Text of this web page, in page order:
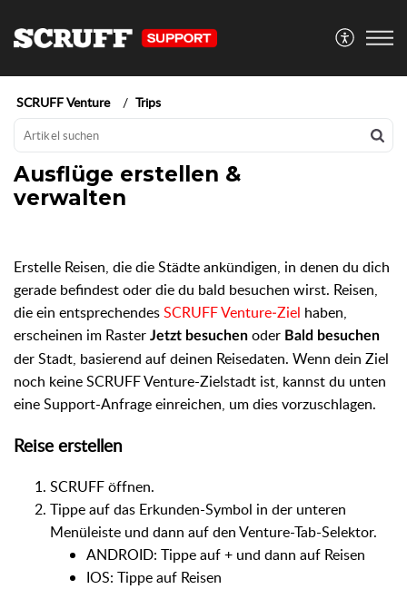
SCRUFF Venture Trips
Ausflüge erstellen &
verwalten
Erstelle Reisen, die die Städte ankündigen, in denen du dich
gerade befindest oder die du bald besuchen wirst. Reisen,
die ein entsprechendesSCRUFF Venture‑Ziel haben,
erscheinen im Raster Jetzt besuchen oder Bald besuchen
der Stadt, basierend auf deinen Reisedaten. Wenn dein Ziel
noch keine SCRUFF Venture-Zielstadt ist, kannst du unten
eine Support-Anfrage einreichen, um dies vorzuschlagen.
Reise erstellen
SCRUFF öffnen.
Tippe auf das Erkunden-Symbol in der unteren
Menüleiste und dann auf den Venture-Tab-Selektor.
ANDROID: Tippe auf + und dann auf Reisen
IOS: Tippe auf Reisen